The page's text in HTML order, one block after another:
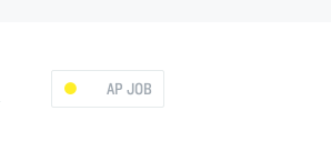
AP JOB